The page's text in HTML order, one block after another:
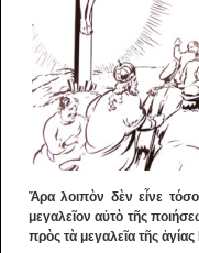
Ἄρα λοιπὸν δὲν εἶνε
μεγαλεῖον αὐτὸ τῆς
πρὸς τὰ μεγαλεῖα τῆς